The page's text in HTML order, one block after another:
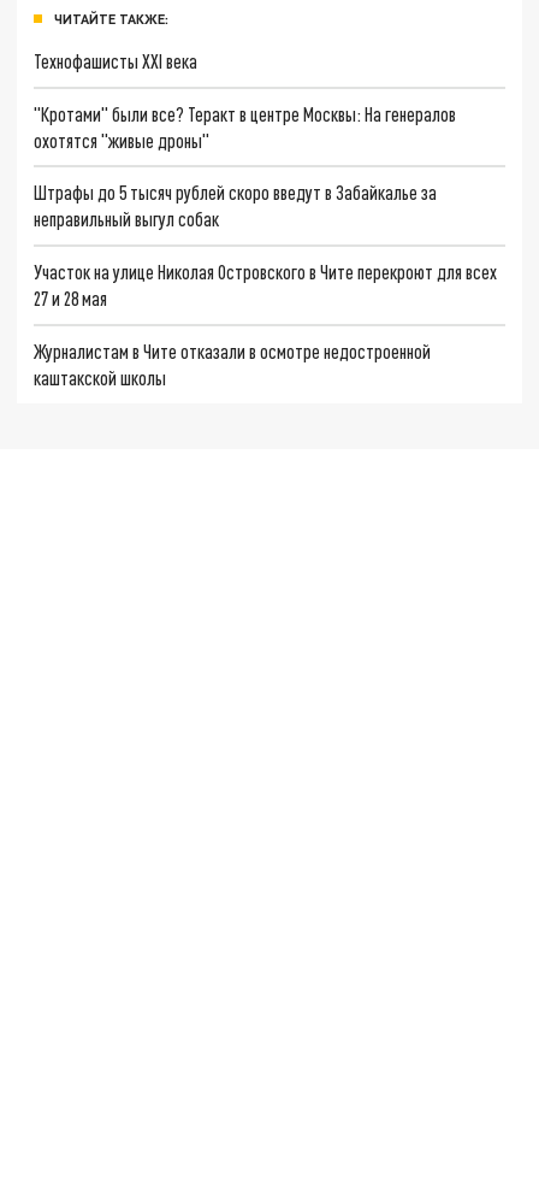
ЧИТАЙТЕ ТАКЖЕ:
Технофашисты XXI века
"Кротами" были все? Теракт в центре Москвы: На генералов
охотятся "живые дроны"
Штрафы до 5 тысяч рублей скоро введут в Забайкалье за
неправильный выгул собак
Участок на улице Николая Островского в Чите перекроют для всех
27 и 28 мая
Журналистам в Чите отказали в осмотре недостроенной
каштакской школы